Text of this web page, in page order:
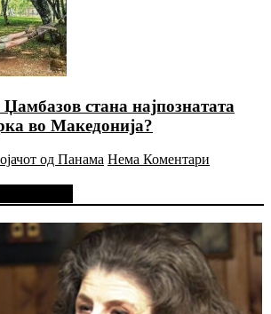
стана најпознатата
во Македонија?
од Панама Нема Коментари